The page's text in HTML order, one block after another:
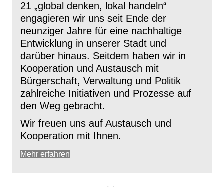
21 „global denken, lokal handeln“
engagieren wir uns seit Ende der
neunziger Jahre für eine nachhaltige
Entwicklung in unserer Stadt und
darüber hinaus. Seitdem haben wir in
Kooperation und Austausch mit
Bürgerschaft, Verwaltung und Politik
zahlreiche Initiativen und Prozesse auf
den Weg gebracht.
Wir freuen uns auf Austausch und
Kooperation mit Ihnen.
Mehr erfahren